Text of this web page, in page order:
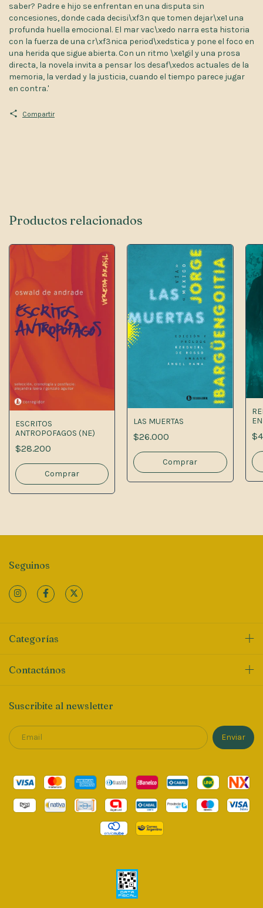
saber? Padre e hijo se enfrentan en una disputa sin
concesiones, donde cada decisi\xf3n que tomen dejar\xe1 una
profunda huella emocional. El mar vac\xedo narra esta historia
con la fuerza de una cr\xf3nica period\xedstica y pone el foco en
una herida que sigue abierta. Con un ritmo \xe1gil y una prosa
directa, la novela invita a pensar los desaf\xedos actuales de la
memoria, la verdad y la justicia, cuando el tiempo parece jugar
en contra.'
Compartir
Productos relacionados
ESCRITOS
ANTROPOFAGOS (NE)
$28.200
LAS MUERTAS
$26.000
Seguinos
Categorías
Contactános
Suscribite al newsletter